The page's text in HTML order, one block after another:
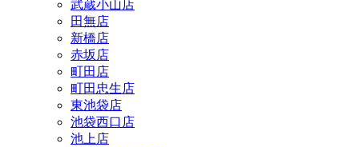
武蔵小山店
田無店
新橋店
赤坂店
町田店
町田忠生店
東池袋店
池袋西口店
池上店